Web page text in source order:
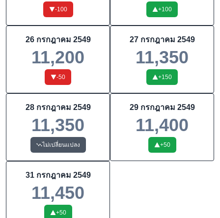
-100 +100
26 กรกฎาคม 2549
11,200
-50
27 กรกฎาคม 2549
11,350
+150
28 กรกฎาคม 2549
11,350
ไม่เปลี่ยนแปลง
29 กรกฎาคม 2549
11,400
+50
31 กรกฎาคม 2549
11,450
+50